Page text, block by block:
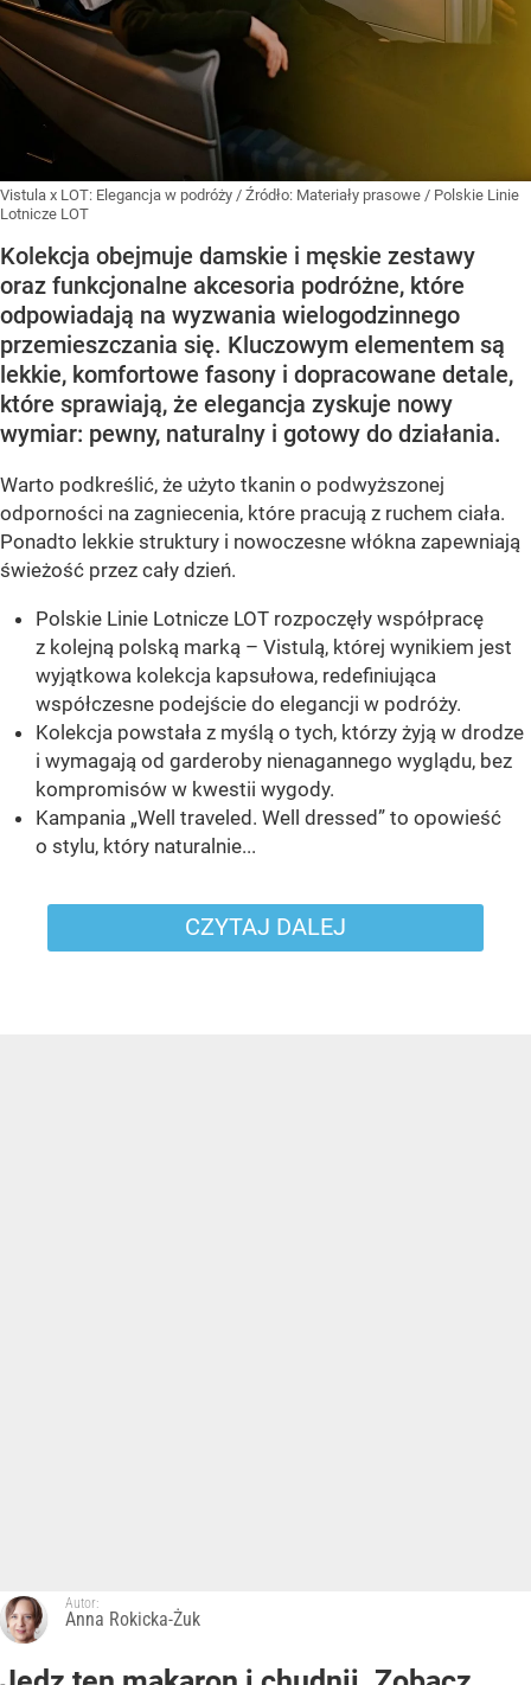
Vistula x LOT: Elegancja w podróży / Źródło: Materiały prasowe / Polskie Linie
Lotnicze LOT
Kolekcja obejmuje damskie i męskie zestawy
oraz funkcjonalne akcesoria podróżne, które
odpowiadają na wyzwania wielogodzinnego
przemieszczania się. Kluczowym elementem są
lekkie, komfortowe fasony i dopracowane detale,
które sprawiają, że elegancja zyskuje nowy
wymiar: pewny, naturalny i gotowy do działania.
Warto podkreślić, że użyto tkanin o podwyższonej
odporności na zagniecenia, które pracują z ruchem ciała.
Ponadto lekkie struktury i nowoczesne włókna zapewniają
świeżość przez cały dzień.
Polskie Linie Lotnicze LOT rozpoczęły współpracę
z kolejną polską marką – Vistulą, której wynikiem jest
wyjątkowa kolekcja kapsułowa, redefiniująca
współczesne podejście do elegancji w podróży.
Kolekcja powstała z myślą o tych, którzy żyją w drodze
i wymagają od garderoby nienagannego wyglądu, bez
kompromisów w kwestii wygody.
Kampania „Well traveled. Well dressed” to opowieść
o stylu, który naturalnie...
CZYTAJ DALEJ
Autor:
Anna Rokicka-Żuk